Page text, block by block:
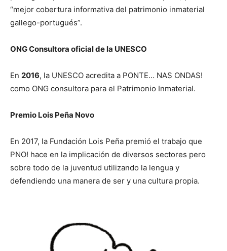
“mejor cobertura informativa del patrimonio inmaterial
gallego-portugués”.
ONG Consultora oficial de la UNESCO
En 2016, la UNESCO acredita a PONTE… NAS ONDAS!
como ONG consultora para el Patrimonio Inmaterial.
Premio Lois Peña Novo
En 2017, la Fundación Lois Peña premió el trabajo que
PNO! hace en la implicación de diversos sectores pero
sobre todo de la juventud utilizando la lengua y
defendiendo una manera de ser y una cultura propia.